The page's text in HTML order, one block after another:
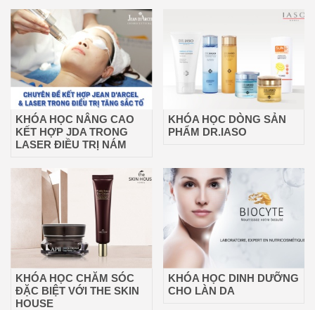
KHÓA HỌC NÂNG CAO
KẾT HỢP JDA TRONG
LASER ĐIỀU TRỊ NÁM
KHÓA HỌC DÒNG SẢN
PHẨM DR.IASO
KHÓA HỌC CHĂM SÓC
ĐẶC BIỆT VỚI THE SKIN
HOUSE
KHÓA HỌC DINH DƯỠNG
CHO LÀN DA